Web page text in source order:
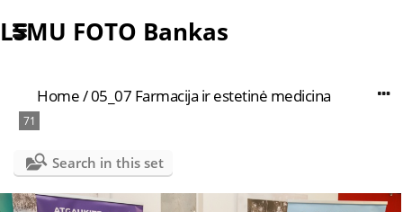
LSMU FOTO Bankas
Home/05_07 Farmacija ir estetinė medicina
71
Search in this set